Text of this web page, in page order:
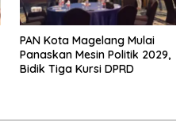
PAN Kota Magelang Mulai
Panaskan Mesin Politik 2029,
Bidik Tiga Kursi DPRD